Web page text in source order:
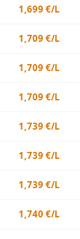
1,699 €/L
1,709 €/L
1,709 €/L
1,709 €/L
1,739 €/L
1,739 €/L
1,739 €/L
1,740 €/L